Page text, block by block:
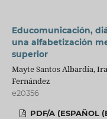
Educomunicación,
una alfabetización
superior
Mayte Santos Albardía,
Fernández
e20356
PDF/A (ESPAÑOL